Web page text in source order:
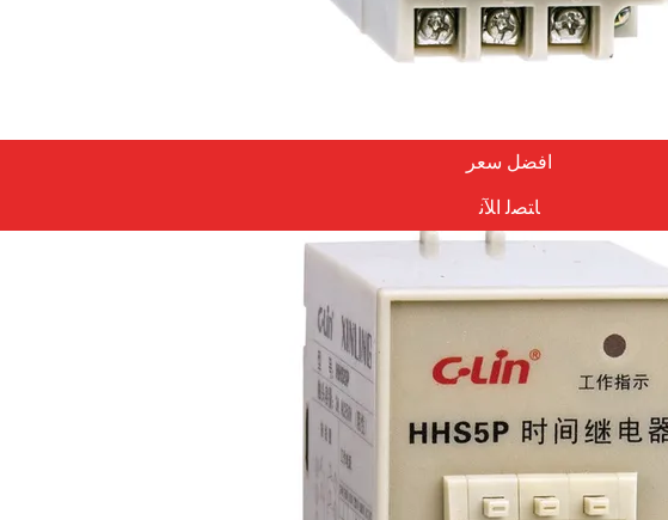
السيد سيرجي
نحن نفضل نوعية جيدة تتابع الحالة الصلبة، Clion هو
المورد قوي، لديهم مصنع كبير والمعدات المتطورة،
افضل سعر
ﺎﺘﺼﻟ ﺍﻶﻧ